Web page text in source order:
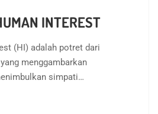
INTEREST
(HI) adalah potret dari
menggambarkan
simpati…